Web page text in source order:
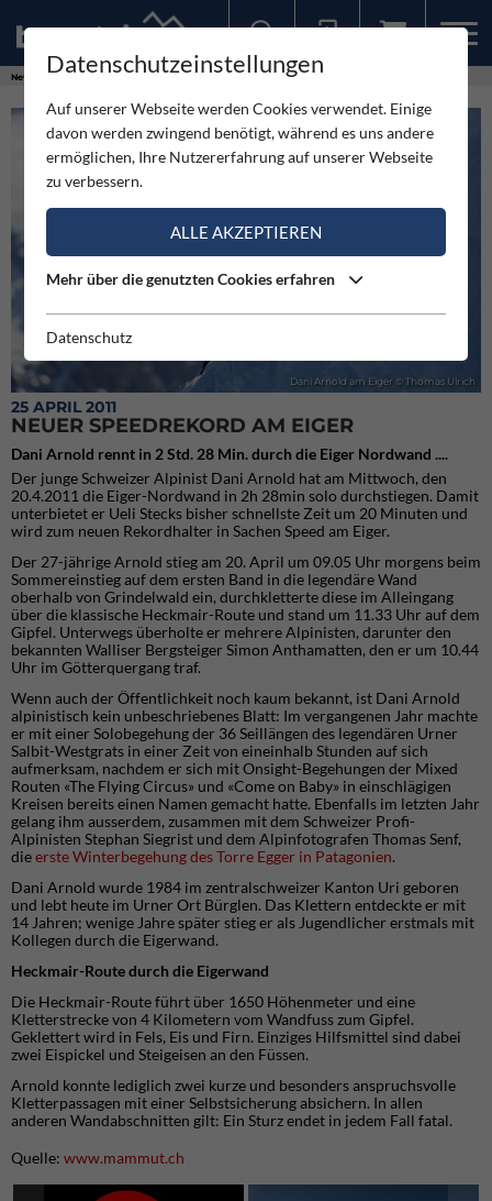
News
Dani Arnold am Eiger © Thomas Ulrich
25 APRIL 2011
NEUER SPEEDREKORD AM EIGER
Dani Arnold rennt in 2 Std. 28 Min. durch die Eiger Nordwand ....
Der junge Schweizer Alpinist Dani Arnold hat am Mittwoch, den
20.4.2011 die Eiger-Nordwand in 2h 28min solo durchstiegen. Damit
unterbietet er Ueli Stecks bisher schnellste Zeit um 20 Minuten und
wird zum neuen Rekordhalter in Sachen Speed am Eiger.
Der 27-jährige Arnold stieg am 20. April um 09.05 Uhr morgens beim
Sommereinstieg auf dem ersten Band in die legendäre Wand
oberhalb von Grindelwald ein, durchkletterte diese im Alleingang
über die klassische Heckmair-Route und stand um 11.33 Uhr auf dem
Gipfel. Unterwegs überholte er mehrere Alpinisten, darunter den
bekannten Walliser Bergsteiger Simon Anthamatten, den er um 10.44
Uhr im Götterquergang traf.
Wenn auch der Öffentlichkeit noch kaum bekannt, ist Dani Arnold
alpinistisch kein unbeschriebenes Blatt: Im vergangenen Jahr machte
er mit einer Solobegehung der 36 Seillängen des legendären Urner
Salbit-Westgrats in einer Zeit von eineinhalb Stunden auf sich
aufmerksam, nachdem er sich mit Onsight-Begehungen der Mixed
Routen «The Flying Circus» und «Come on Baby» in einschlägigen
Kreisen bereits einen Namen gemacht hatte. Ebenfalls im letzten Jahr
gelang ihm ausserdem, zusammen mit dem Schweizer Profi-
Alpinisten Stephan Siegrist und dem Alpinfotografen Thomas Senf,
dieerste Winterbegehung des Torre Egger in Patagonien.
Dani Arnold wurde 1984 im zentralschweizer Kanton Uri geboren
und lebt heute im Urner Ort Bürglen. Das Klettern entdeckte er mit
14 Jahren; wenige Jahre später stieg er als Jugendlicher erstmals mit
Kollegen durch die Eigerwand.
Heckmair-Route durch die Eigerwand
Die Heckmair-Route führt über 1650 Höhenmeter und eine
Kletterstrecke von 4 Kilometern vom Wandfuss zum Gipfel.
Geklettert wird in Fels, Eis und Firn. Einziges Hilfsmittel sind dabei
zwei Eispickel und Steigeisen an den Füssen.
Arnold konnte lediglich zwei kurze und besonders anspruchsvolle
Kletterpassagen mit einer Selbstsicherung absichern. In allen
anderen Wandabschnitten gilt: Ein Sturz endet in jedem Fall fatal.
Quelle: www.mammut.ch
Datenschutzeinstellungen
Auf unserer Webseite werden Cookies verwendet. Einige
davon werden zwingend benötigt, während es uns andere
ermöglichen, Ihre Nutzererfahrung auf unserer Webseite
zu verbessern.
ALLE AKZEPTIEREN
Mehr über die genutzten Cookies erfahren
Datenschutz